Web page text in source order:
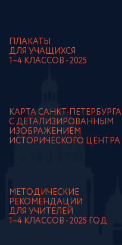
ПЛАКАТЫ
ДЛЯ УЧАЩИХСЯ
1–4 КЛАССОВ - 2025
КАРТА САНКТ-ПЕТЕРБУРГА
С ДЕТАЛИЗИРОВАННЫМ
ИЗОБРАЖЕНИЕМ
ИСТОРИЧЕСКОГО ЦЕНТРА
МЕТОДИЧЕСКИЕ
РЕКОМЕНДАЦИИ
ДЛЯ УЧИТЕЛЕЙ
1–4 КЛАССОВ - 2025 ГОД